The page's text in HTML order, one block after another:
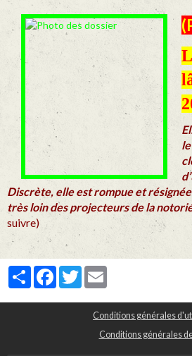
Discrète, elle est rompue et
très loin des projecteurs de la
suivre)
PartagerFacebook
Twitter
Conditions générales
Conditions générales